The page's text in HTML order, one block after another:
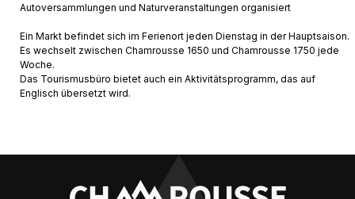
Autoversammlungen und Naturveranstaltungen organisiert
Ein Markt befindet sich im Ferienort jeden Dienstag in der Hauptsaison.
Es wechselt zwischen Chamrousse 1650 und Chamrousse 1750 jede
Woche.
Das Tourismusbüro bietet auch ein Aktivitätsprogramm, das auf
Englisch übersetzt wird.